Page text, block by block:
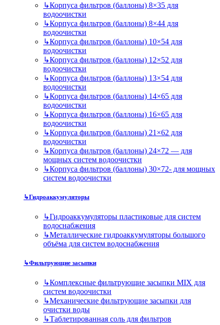
↳Корпуса фильтров (баллоны) 8×35 для
водоочистки
↳Корпуса фильтров (баллоны) 8×44 для
водоочистки
↳Корпуса фильтров (баллоны) 10×54 для
водоочистки
↳Корпуса фильтров (баллоны) 12×52 для
водоочистки
↳Корпуса фильтров (баллоны) 13×54 для
водоочистки
↳Корпуса фильтров (баллоны) 14×65 для
водоочистки
↳Корпуса фильтров (баллоны) 16×65 для
водоочистки
↳Корпуса фильтров (баллоны) 21×62 для
водоочистки
↳Корпуса фильтров (баллоны) 24×72 — для
мощных систем водоочистки
↳Корпуса фильтров (баллоны) 30×72- для мощных
систем водоочистки
↳Гидроаккумуляторы
↳Гидроаккумуляторы пластиковые для систем
водоснабжения
↳Металлические гидроаккумуляторы большого
объёма для систем водоснабжения
↳Фильтрующие засыпки
↳Комплексные фильтрующие засыпки MIX для
систем водоочистки
↳Механические фильтрующие засыпки для
очистки воды
↳Таблетированная соль для фильтров